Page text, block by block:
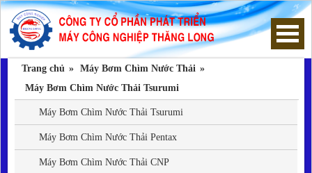
Máy Bơm Chìm Nước Thải
Máy Bơm Hút Bùn
Trang chủ » Máy Bơm Chìm Nước Thải »
Máy Bơm Chìm Nước Thải Tsurumi
Máy Bơm Chìm Nước Thải Tsurumi
Máy Bơm Chìm Nước Thải Pentax
Máy Bơm Chìm Nước Thải CNP